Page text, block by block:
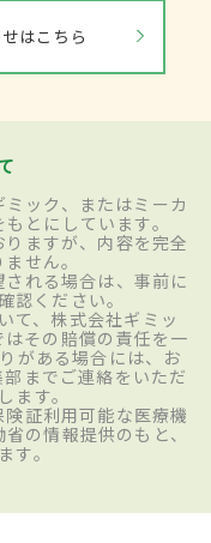
はこちら
ック、またはミーカ
とにしています。
ますが、内容を完全
せん。
れる場合は、事前に
認ください。
て、株式会社ギミッ
その賠償の責任を一
がある場合には、お
までご連絡をいただ
ます。
証利用可能な医療機
の情報提供のもと、
す。